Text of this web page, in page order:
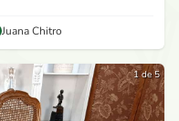
Juana Chitro
1 de 5